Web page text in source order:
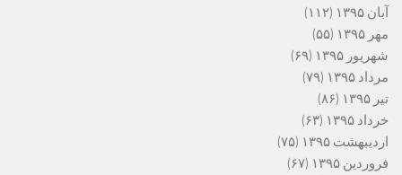
آبان ۱۳۹۵
(۱۱۲)
مهر ۱۳۹۵
(۵۵)
شهریور ۱۳۹۵
(۶۹)
مرداد ۱۳۹۵
(۷۹)
تیر ۱۳۹۵
(۸۶)
خرداد ۱۳۹۵
(۶۳)
اردیبهشت ۱۳۹۵
(۷۵)
فروردین ۱۳۹۵
(۶۷)